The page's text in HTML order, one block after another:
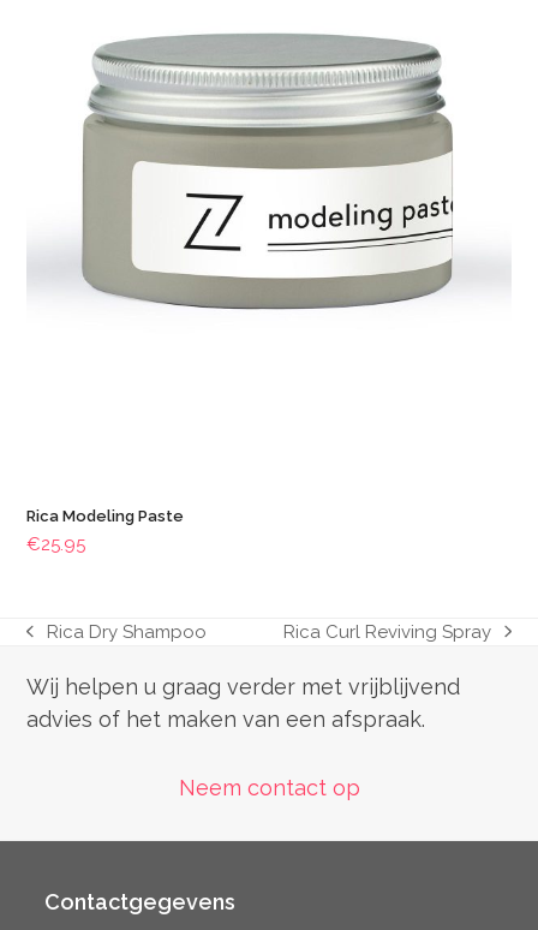
Rica Modeling Paste
€25.95
previous
Rica Dry Shampoo
next
Rica Curl Reviving Spray
Wij helpen u graag verder met vrijblijvend
advies of het maken van een afspraak.
Neem contact op
Contactgegevens